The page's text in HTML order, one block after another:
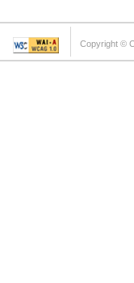
Copyright ©